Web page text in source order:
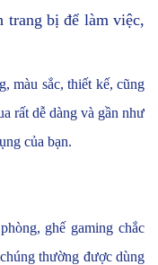
trang bị để làm việc,
màu sắc, thiết kế, cũng
rất dễ dàng và gần như
của bạn.
ghế gaming chắc
thường được dùng